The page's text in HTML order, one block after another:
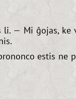
li. — Mi ĝojas, ke
estis ne